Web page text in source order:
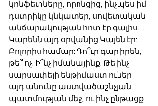
կոնֆետները, որոնցից, ինչպես իմ
դստրիկը կնկատեր, սովետական
անճարակության հոտ էր գալիս…
Կարենն այդ օրվանից Կայեն էր:
Բոլորիս համար: Դո՞ւր գար իրեն,
թե՞ ոչ: Ի՜նչ իմանայինք: Թե ինչ
սարսափելի ենթիմաստ ուներ
այդ անունը աստվածաշնչյան
պատմության մեջ, ու ինչ ընթացք